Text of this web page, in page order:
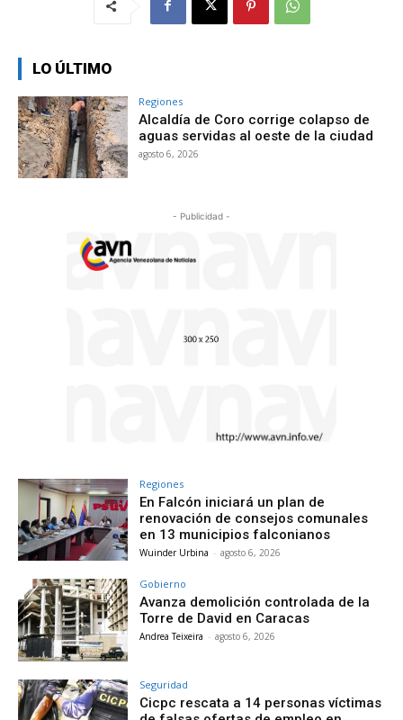
LO ÚLTIMO
Regiones
Alcaldía de Coro corrige colapso de
aguas servidas al oeste de la ciudad
agosto 6, 2026
- Publicidad -
Regiones
En Falcón iniciará un plan de
renovación de consejos comunales
en 13 municipios falconianos
Wuinder Urbina - agosto 6, 2026
Gobierno
Avanza demolición controlada de la
Torre de David en Caracas
Andrea Teixeira - agosto 6, 2026
Seguridad
Cicpc rescata a 14 personas víctimas